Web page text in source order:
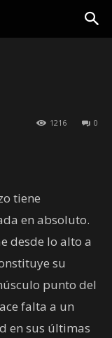
0
1216
tiene
en absoluto.
desde lo alto a
su
punto del
falta a un
en sus últimas